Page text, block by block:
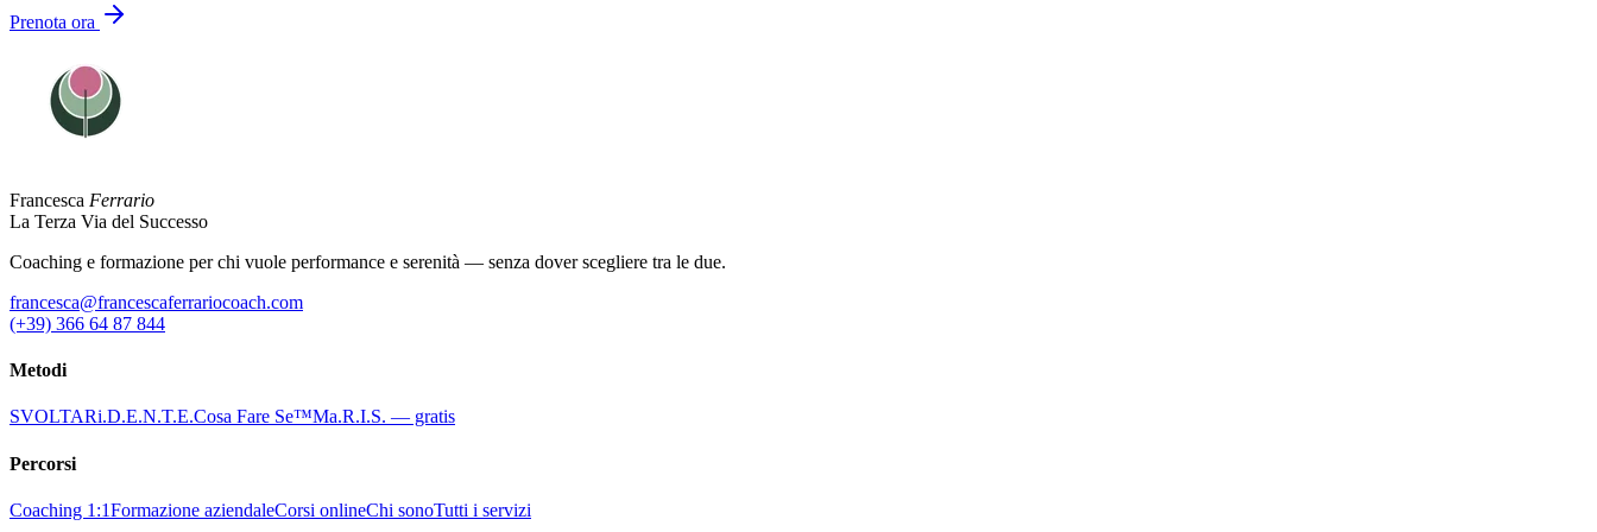
Prenota ora
Francesca Ferrario
La Terza Via del Successo
Coaching e formazione per chi vuole performance e serenità — senza dover scegliere tra le due.
francesca@francescaferrariocoach.com
(+39) 366 64 87 844
Metodi
SVOLTARi.D.E.N.T.E.Cosa Fare Se™Ma.R.I.S. — gratis
Percorsi
Coaching 1:1Formazione aziendaleCorsi onlineChi sonoTutti i servizi